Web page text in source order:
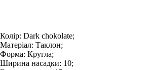
Колір: Dark chokolate;
Матеріал: Таклон;
Форма: Кругла;
Ширина насадки: 10;